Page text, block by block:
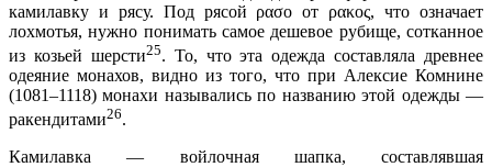
камилавку и рясу. Под рясой ρασο от ρακος, что означает
лохмотья, нужно понимать самое дешевое рубище, сотканное
из козьей шерсти25. То, что эта одежда составляла древнее
одеяние монахов, видно из того, что при Алексие Комнине
(1081–1118) монахи назывались по названию этой одежды —
ракендитами26.
Камилавка — войлочная шапка, составлявшая